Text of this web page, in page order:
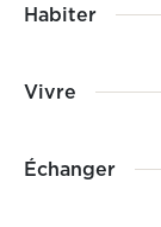
Habiter
Vivre
Échanger